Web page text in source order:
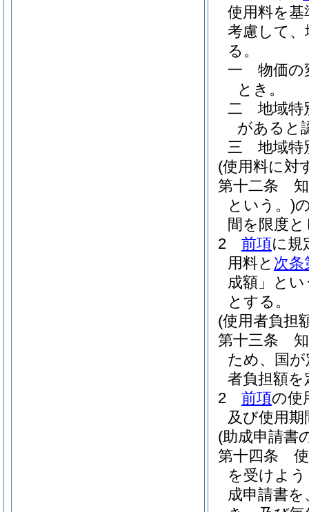
使用料を
考慮して
る。
一
物価の
とき。
二
地域特
があると
三
地域特
(使用料に対
第十二条
という。)
間を限度
2
前項に規
用料と 次条
成額」とい
とする。
(使用者負担
第十三条
ため、国
者負担額
2
前項の使
及び使用
(助成申請書
第十四条
を受けよ
成申請書